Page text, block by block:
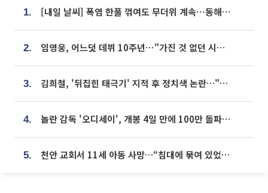
1. [내일 날씨] 폭염 한풀 꺾여도 무더위 계속⋯동해안 이틀 연속 비
2. 임영웅, 어느덧 데뷔 10주년⋯"가진 것 없던 시절, 내 앞엔 20명의 팬뿐"
3. 김희철, '뒤집힌 태극기' 지적 후 정치색 논란…"좌우 떠나 우리나라 국기"
4. 놀란 감독 '오디세이', 개봉 4일 만에 100만 돌파⋯'왕사남' 보다 빠르다
5. 천안 교회서 11세 아동 사망…“침대에 묶여 있었다” 진술 확보